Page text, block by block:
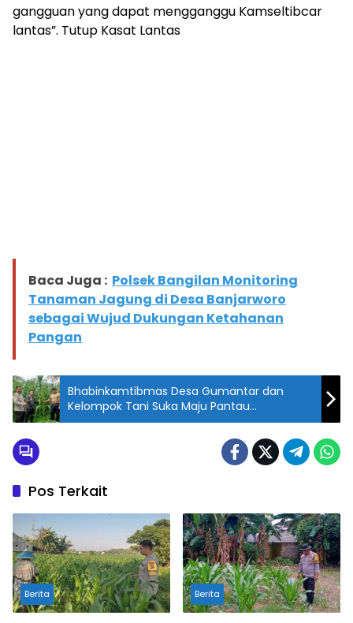
gangguan yang dapat mengganggu Kamseltibcar
lantas”. Tutup Kasat Lantas
Baca Juga : Polsek Bangilan Monitoring
Tanaman Jagung di Desa Banjarworo
sebagai Wujud Dukungan Ketahanan
Pangan
Bhabinkamtibmas Desa Gumantar dan
Kelompok Tani Suka Maju Pantau
Kesuksesan Lahan Ketahanan Pangan
Pos Terkait
Berita Berita